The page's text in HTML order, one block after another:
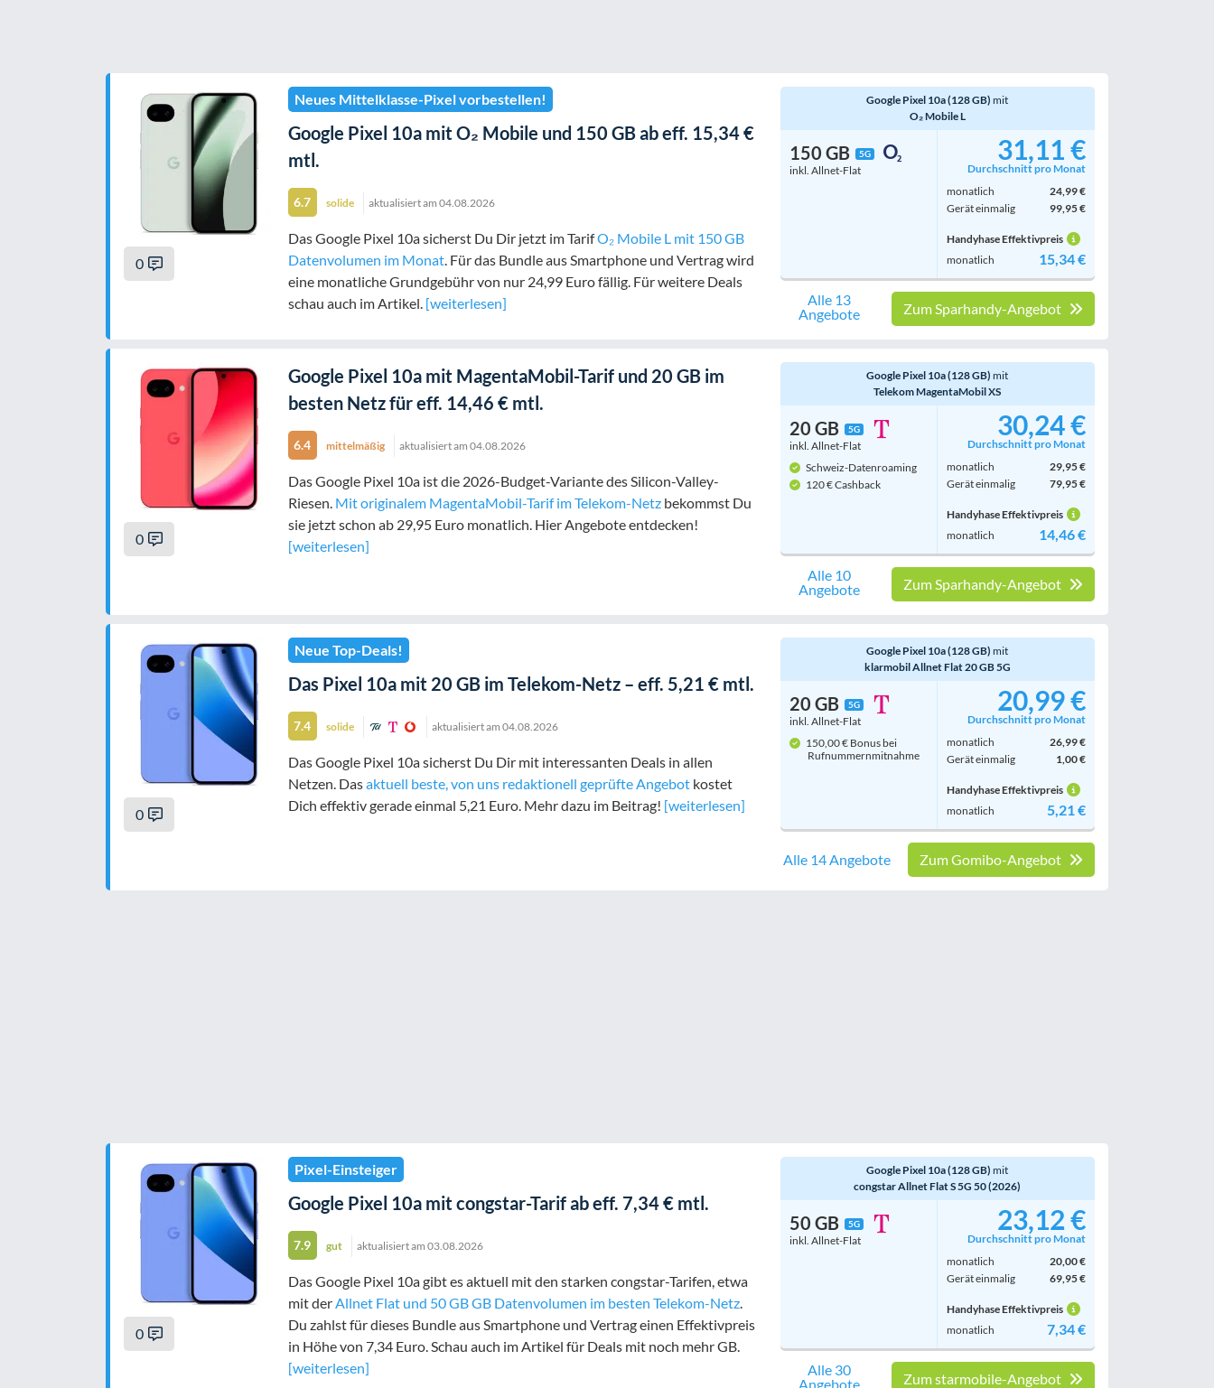
0
Neues Mittelklasse-Pixel vorbestellen!
Google Pixel 10a mit O₂ Mobile und 150 GB ab eff. 15,34 €
mtl.
6.7 solide aktualisiert am 04.08.2026
Das Google Pixel 10a sicherst Du Dir jetzt im TarifO₂ Mobile L mit 150 GB
Datenvolumen im Monat. Für das Bundle aus Smartphone und Vertrag wird
eine monatliche Grundgebühr von nur 24,99 Euro fällig. Für weitere Deals
schau auch im Artikel. [weiterlesen]
Google Pixel 10a (128 GB)mit
O₂ Mobile L
150 GB 5G
inkl. Allnet-Flat
31,11 €
Durchschnitt pro Monat
monatlich
24,99 €
Gerät einmalig
99,95 €
Handyhase Effektivpreis
monatlich
15,34 €
Zum Sparhandy-Angebot
Alle 13
Angebote
0
Google Pixel 10a mit MagentaMobil-Tarif und 20 GB im
besten Netz für eff. 14,46 € mtl.
6.4 mittelmäßig aktualisiert am 04.08.2026
Das Google Pixel 10a ist die 2026-Budget-Variante des Silicon-Valley-
Riesen. Mit originalem MagentaMobil-Tarif im Telekom-Netzbekommst Du
sie jetzt schon ab 29,95 Euro monatlich. Hier Angebote entdecken!
[weiterlesen]
Google Pixel 10a (128 GB)mit
Telekom MagentaMobil XS
20 GB 5G
inkl. Allnet-Flat
Schweiz-Datenroaming
120 € Cashback
30,24 €
Durchschnitt pro Monat
monatlich
29,95 €
Gerät einmalig
79,95 €
Handyhase Effektivpreis
monatlich
14,46 €
Zum Sparhandy-Angebot
Alle 10
Angebote
0
Neue Top-Deals!
Das Pixel 10a mit 20 GB im Telekom-Netz – eff. 5,21 € mtl.
7.4 solide aktualisiert am 04.08.2026
Das Google Pixel 10a sicherst Du Dir mit interessanten Deals in allen
Netzen. Dasaktuell beste, von uns redaktionell geprüfte Angebotkostet
Dich effektiv gerade einmal 5,21 Euro. Mehr dazu im Beitrag! [weiterlesen]
Google Pixel 10a (128 GB)mit
klarmobil Allnet Flat 20 GB 5G
20 GB 5G
inkl. Allnet-Flat
150,00 € Bonus bei
Rufnummern­mitnahme
20,99 €
Durchschnitt pro Monat
monatlich
26,99 €
Gerät einmalig
1,00 €
Handyhase Effektivpreis
monatlich
5,21 €
Zum Gomibo-Angebot
Alle 14 Angebote
0
Pixel-Einsteiger
Google Pixel 10a mit congstar-Tarif ab eff. 7,34 € mtl.
7.9 gut aktualisiert am 03.08.2026
Das Google Pixel 10a gibt es aktuell mit den starken congstar-Tarifen, etwa
mit derAllnet Flat und 50 GB GB Datenvolumen im besten Telekom-Netz.
Du zahlst für dieses Bundle aus Smartphone und Vertrag einen Effektivpreis
in Höhe von 7,34 Euro. Schau auch im Artikel für Deals mit noch mehr GB.
[weiterlesen]
Google Pixel 10a (128 GB)mit
congstar Allnet Flat S 5G 50 (2026)
50 GB 5G
inkl. Allnet-Flat
23,12 €
Durchschnitt pro Monat
monatlich
20,00 €
Gerät einmalig
69,95 €
Handyhase Effektivpreis
monatlich
7,34 €
Zum starmobile-Angebot
Alle 30
Angebote